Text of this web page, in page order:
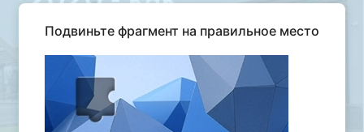
Подвиньте фрагмент на правильное место